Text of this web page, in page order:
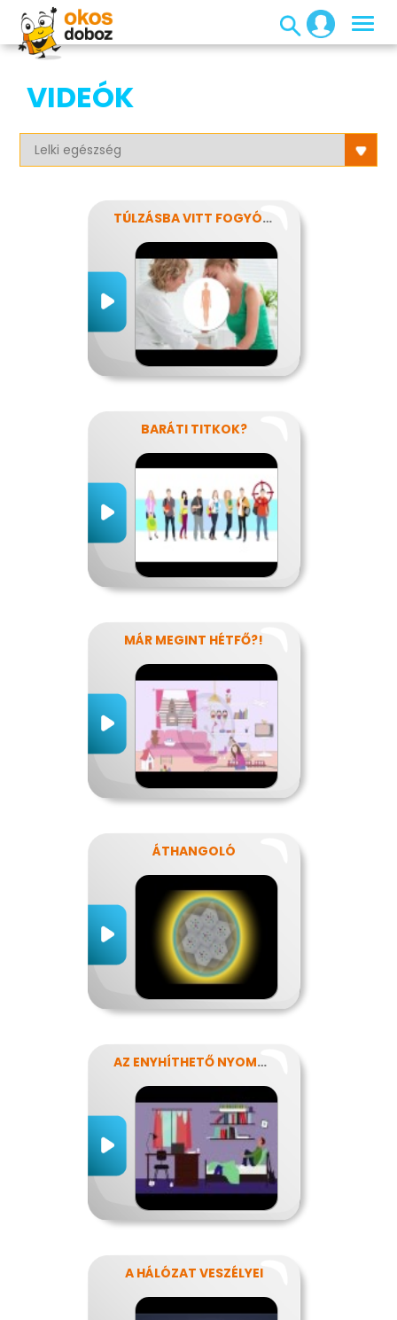
VIDEÓK
TÚLZÁSBA VITT FOGYÓKÚRÁK
BARÁTI TITKOK?
MÁR MEGINT HÉTFŐ?!
ÁTHANGOLÓ
AZ ENYHÍTHETŐ NYOMÁS - STRESSZ
A HÁLÓZAT VESZÉLYEI